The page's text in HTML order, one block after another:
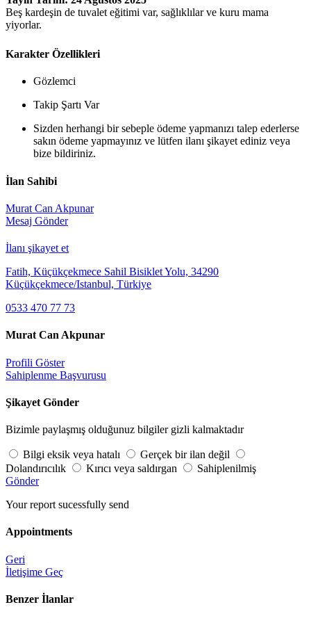
Beş kardeşin de tuvalet eğitimi var, sağlıklılar ve kuru mama
yiyorlar.
Karakter Özellikleri
Gözlemci
Takip Şartı Var
Sizden herhangi bir sebeple ödeme yapmanızı talep ederlerse
sakın ödeme yapmayınız ve lütfen ilanı şikayet ediniz veya
bize bildiriniz.
İlan Sahibi
Murat Can Akpunar
Mesaj Gönder
İlanı şikayet et
Fatih, Küçükçekmece Sahil Bisiklet Yolu, 34290
Küçükçekmece/Istanbul, Türkiye
0533 470 77 73
Murat Can Akpunar
Profili Göster
Sahiplenme Başvurusu
Şikayet Gönder
Bizimle paylaşmış olduğunuz bilgiler gizli kalmaktadır
Bilgi eksik veya hatalı
Gerçek bir ilan değil
Dolandırıcılık
Kırıcı veya saldırgan
Sahiplenilmiş
Gönder
Your report sucessfully send
Appointments
Geri
İletişime Geç
Benzer İlanlar